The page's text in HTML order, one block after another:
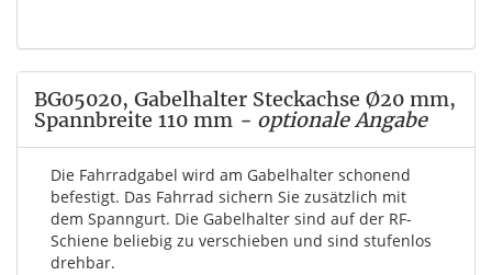
BG05020, Gabelhalter Steckachse Ø20 mm,
Spannbreite 110 mm - optionale Angabe
Die Fahrradgabel wird am Gabelhalter schonend
befestigt. Das Fahrrad sichern Sie zusätzlich mit
dem Spanngurt. Die Gabelhalter sind auf der RF-
Schiene beliebig zu verschieben und sind stufenlos
drehbar.